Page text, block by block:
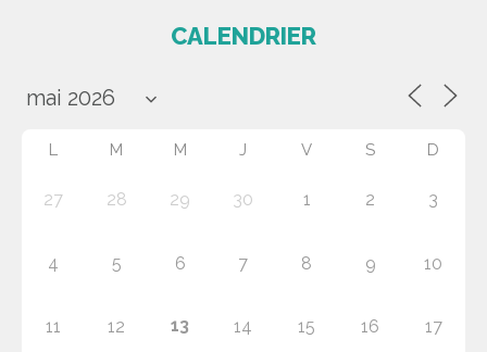
CALENDRIER
L M M J V S D
27 28 29 30 1 2 3
4 5 6 7 8 9 10
11 12 13 14 15 16 17